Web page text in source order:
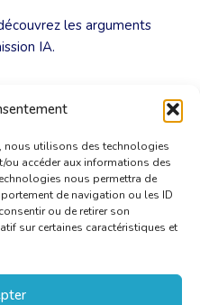
nous utilisons des technologies
accéder aux informations des
nous permettra de
de navigation ou les ID
ou de retirer son
sur certaines caractéristiques et
les arguments
IA.